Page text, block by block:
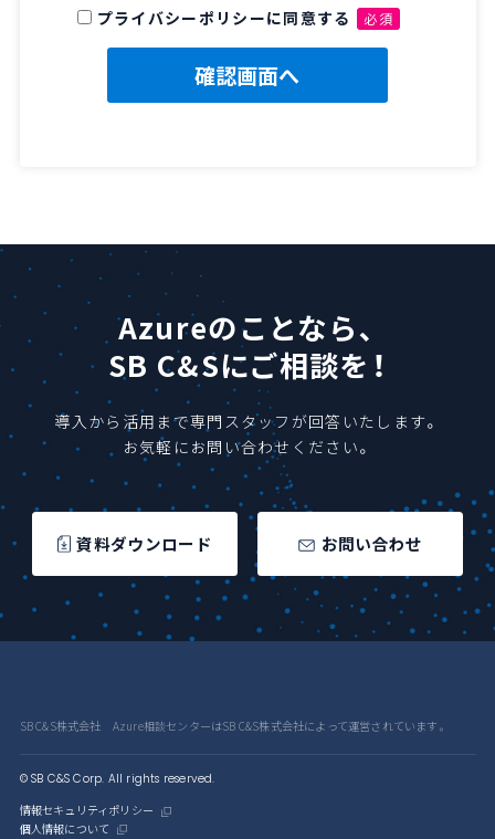
プライバシーポリシーに同意する
必須
Azureのことなら、
SB C&Sにご相談を！
導入から活用まで専門スタッフが回答いたします。
お気軽にお問い合わせください。
資料ダウンロード お問い合わせ
SB C&S株式会社 Azure相談センターはSB C&S株式会社によって運営されています。
© SB C&S Corp. All rights reserved.
情報セキュリティポリシー
個人情報について